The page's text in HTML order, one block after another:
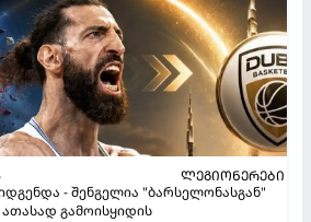
ᲚᲔᲒᲘᲝᲜᲔᲠᲔᲑᲘ
- შენგელია "ბარსელონასგან"
გამოისყიდის